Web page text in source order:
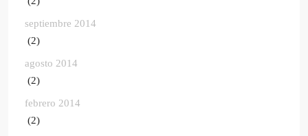
septiembre 2014
(2)
agosto 2014
(2)
febrero 2014
(2)